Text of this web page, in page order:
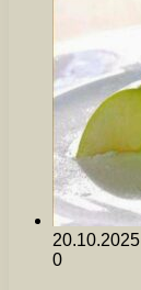
20.10.2025
0